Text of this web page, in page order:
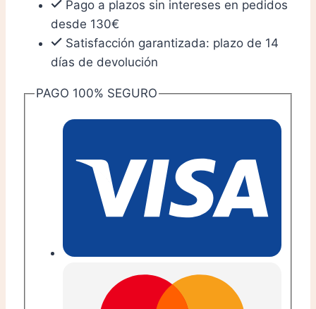
ajedrez
cantidad
Pago a plazos sin intereses en pedidos
desde 130€
Satisfacción garantizada: plazo de 14
días de devolución
PAGO 100% SEGURO